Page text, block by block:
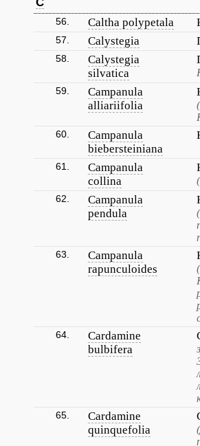
56. Caltha polypetala
57. Calystegia
58.
Calystegia
silvatica
59.
Campanula
alliariifolia
60.
Campanula
biebersteiniana
61.
Campanula
collina
62.
Campanula
pendula
63.
Campanula
rapunculoides
64.
Cardamine
bulbifera
65.
Cardamine
quinquefolia